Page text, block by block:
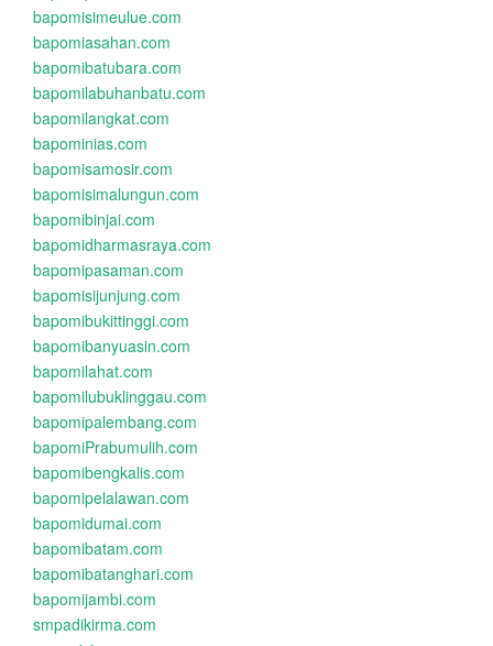
bapomisimeulue.com
bapomiasahan.com
bapomibatubara.com
bapomilabuhanbatu.com
bapomilangkat.com
bapominias.com
bapomisamosir.com
bapomisimalungun.com
bapomibinjai.com
bapomidharmasraya.com
bapomipasaman.com
bapomisijunjung.com
bapomibukittinggi.com
bapomibanyuasin.com
bapomilahat.com
bapomilubuklinggau.com
bapomipalembang.com
bapomiPrabumulih.com
bapomibengkalis.com
bapomipelalawan.com
bapomidumai.com
bapomibatam.com
bapomibatanghari.com
bapomijambi.com
smpadikirma.com